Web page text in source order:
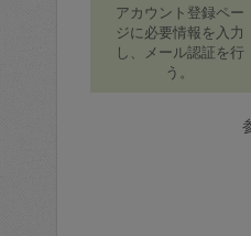
アカウント登録ペー
ジに必要情報を入力
し、メール認証を行
う。